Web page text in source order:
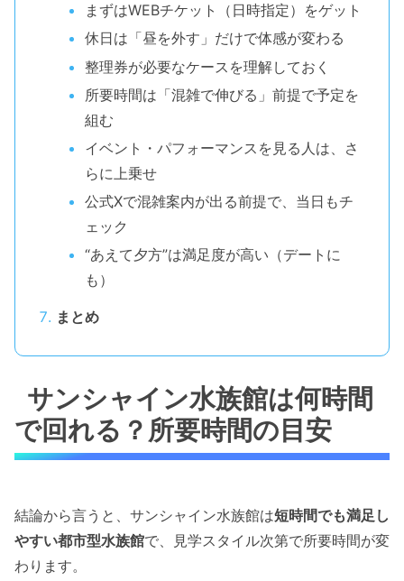
まずはWEBチケット（日時指定）をゲット
休日は「昼を外す」だけで体感が変わる
整理券が必要なケースを理解しておく
所要時間は「混雑で伸びる」前提で予定を
組む
イベント・パフォーマンスを見る人は、さ
らに上乗せ
公式Xで混雑案内が出る前提で、当日もチ
ェック
“あえて夕方”は満足度が高い（デートに
も）
まとめ
サンシャイン水族館は何時間
で回れる？所要時間の目安
結論から言うと、サンシャイン水族館は短時間でも満足し
やすい都市型水族館で、見学スタイル次第で所要時間が変
わります。